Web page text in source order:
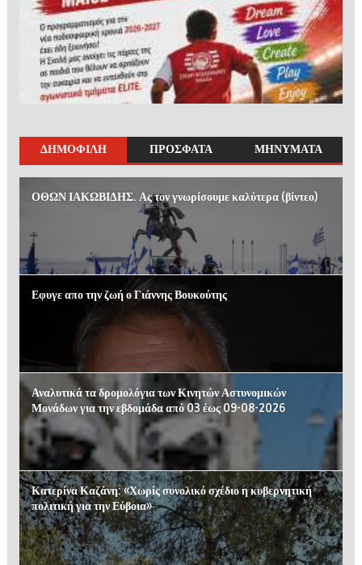
ΔΗΜΟΦΙΛΗ ΠΡΟΣΦΑΤΑ ΜΗΝΥΜΑΤΑ
ΟΘΩΝ ΙΑΚΩΒΙΔΗΣ. Ας τον γνωρίσουμε καλύτερα (βίντεο)
Εφυγε απο την ζωή ο Γιάννης Βουκούτης
Αναλυτικά τα δρομολόγια των Κινητών Αστυνομικών
Μονάδων για την εβδομάδα από 03 έως 09-08-2026
Κατερίνα Καζάνη: «Χωρίς συνολικό σχέδιο η κυβερνητική
πολιτική για την Εύβοια»